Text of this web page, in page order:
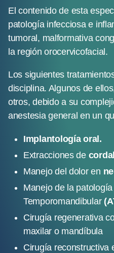
El contenido de esta
patología infecciosa e
tumoral, malformativa
la región orocervicofacial.
Los siguientes
disciplina. Algunos de
otros, debido a su
anestesia general en un
Implantología oral.
Extracciones de
Manejo del dolor en
Manejo de la
Temporomandibular
Cirugía regenerativa
maxilar o mandíbula
Cirugía reconstructiva